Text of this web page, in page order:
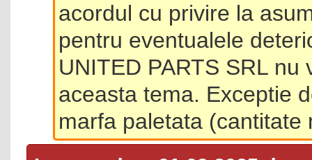
acordul cu privire la
pentru eventualele
UNITED PARTS SRL
aceasta tema. Exceptie
marfa paletata (cantitate